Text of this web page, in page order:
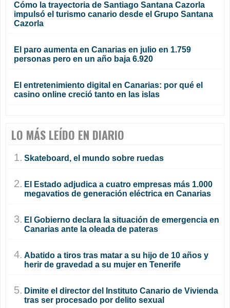
Cómo la trayectoria de Santiago Santana Cazorla
impulsó el turismo canario desde el Grupo Santana
Cazorla
El paro aumenta en Canarias en julio en 1.759
personas pero en un año baja 6.920
El entretenimiento digital en Canarias: por qué el
casino online creció tanto en las islas
LO MÁS LEÍDO EN DIARIO
1. Skateboard, el mundo sobre ruedas
2. El Estado adjudica a cuatro empresas más 1.000
megavatios de generación eléctrica en Canarias
3. El Gobierno declara la situación de emergencia en
Canarias ante la oleada de pateras
4. Abatido a tiros tras matar a su hijo de 10 años y
herir de gravedad a su mujer en Tenerife
5. Dimite el director del Instituto Canario de Vivienda
tras ser procesado por delito sexual